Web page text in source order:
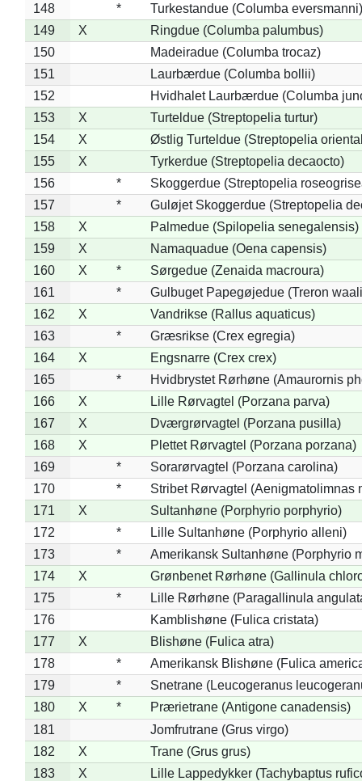
148
*
Turkestandue (Columba eversmanni)
149
X
Ringdue (Columba palumbus)
150
Madeiradue (Columba trocaz)
151
Laurbærdue (Columba bollii)
152
Hvidhalet Laurbærdue (Columba
153
X
Turteldue (Streptopelia turtur)
154
X
Østlig Turteldue (Streptopelia
155
X
Tyrkerdue (Streptopelia decaocto)
156
*
Skoggerdue (Streptopelia
157
*
Guløjet Skoggerdue (Streptopelia
158
X
Palmedue (Spilopelia senegalensis)
159
X
Namaquadue (Oena capensis)
160
X *
Sørgedue (Zenaida macroura)
161
*
Gulbuget Papegøjedue (Treron
162
X
Vandrikse (Rallus aquaticus)
163
*
Græsrikse (Crex egregia)
164
X
Engsnarre (Crex crex)
165
*
Hvidbrystet Rørhøne (Amaurornis
166
X
Lille Rørvagtel (Porzana parva)
167
X
Dværgrørvagtel (Porzana pusilla)
168
X
Plettet Rørvagtel (Porzana porzana)
169
*
Sorarørvagtel (Porzana carolina)
170
*
Stribet Rørvagtel (Aenigmatolimnas
171
X
Sultanhøne (Porphyrio porphyrio)
172
*
Lille Sultanhøne (Porphyrio alleni)
173
*
Amerikansk Sultanhøne (Porphyrio
174
X
Grønbenet Rørhøne (Gallinula
175
*
Lille Rørhøne (Paragallinula
176
Kamblishøne (Fulica cristata)
177
X
Blishøne (Fulica atra)
178
*
Amerikansk Blishøne (Fulica
179
*
Snetrane (Leucogeranus
180
X *
Prærietrane (Antigone canadensis)
181
Jomfrutrane (Grus virgo)
182
X
Trane (Grus grus)
183
X
Lille Lappedykker (Tachybaptus